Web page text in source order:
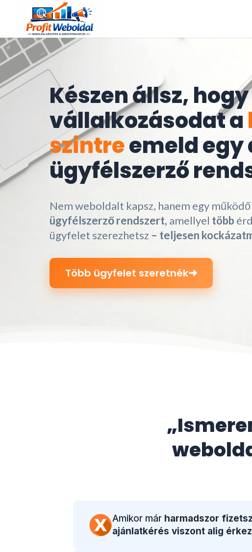
Készen állsz,
vállalkozásodat a
szintreemeld
ügyfélszerző
Nem weboldalt kapsz, hanem egy működő
ügyfélszerző rendszert, amellyel több
ügyfelet szerezhetsz – teljesen
Több ügyfelet szeretnék➜
Amikor már harmadszor
ajánlatkérés viszont alig